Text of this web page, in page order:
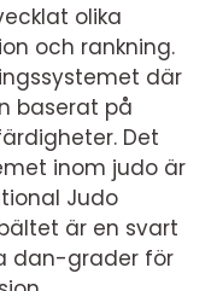
olika
och rankning.
där
baserat på
Det
inom judo är
Judo
är en svart
dan-grader för